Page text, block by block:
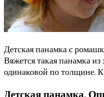
Детская панамка с
Вяжется такая панамка
одинаковой по толщине.